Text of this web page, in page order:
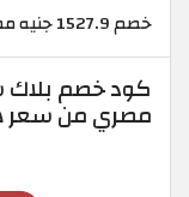
خصم 1527.9 جنيه مصري
مصري من سعر